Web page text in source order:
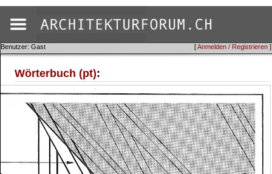
[Anmelden / Registrieren ]
Benutzer: Gast
Wörterbuch (pt):